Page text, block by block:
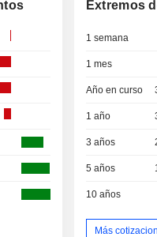
Extremos
1 semana
1 mes
Año en curso
1 año
3 años
5 años
10 años
Más